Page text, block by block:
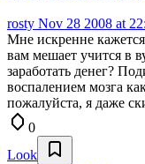
rosty Nov 28 2008 at
Мне искренне
вам мешает учится в
заработать денег?
воспалением мозга
пожалуйста, я даже
0
Look